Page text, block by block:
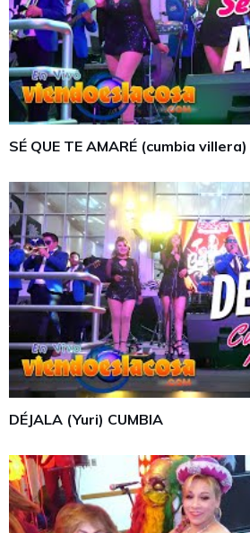
SÉ QUE TE AMARÉ (cumbia villera)
DÉJALA (Yuri) CUMBIA